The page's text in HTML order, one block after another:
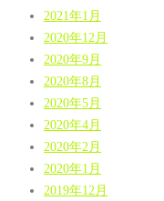
2021年1月
2020年12月
2020年9月
2020年8月
2020年5月
2020年4月
2020年2月
2020年1月
2019年12月